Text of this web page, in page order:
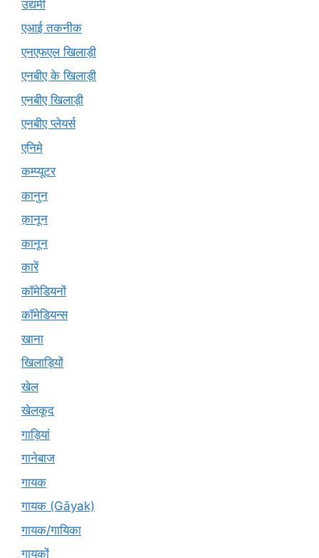
उद्यमी
एआई तकनीक
एनएफएल खिलाड़ी
एनबीए के खिलाड़ी
एनबीए खिलाड़ी
एनबीए प्लेयर्स
एनिमे
कम्प्यूटर
कानुन
क़ानून
कानून
कारें
कॉमेडियनों
कॉमेडियन्स
खाना
खिलाड़ियों
खेल
खेलकूद
गाड़ियां
गानेबाज
गायक
गायक (Gāyak)
गायक/गायिका
गायकों